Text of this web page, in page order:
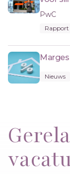
PwC
Rapport
Nieuws